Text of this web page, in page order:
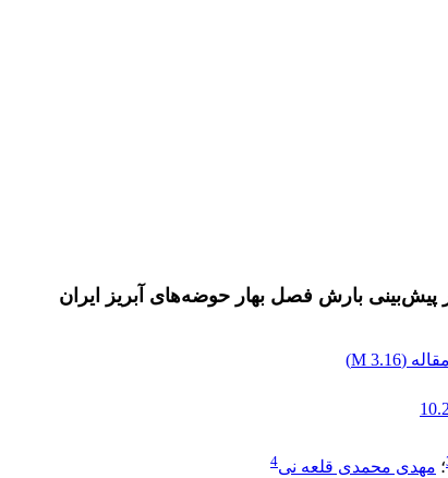
پیش‌بینی بارش فصل بهار حوضه‌های آبریز ایران
(
3.16 M
)
؛ مهدی محمدی قلعه نی4